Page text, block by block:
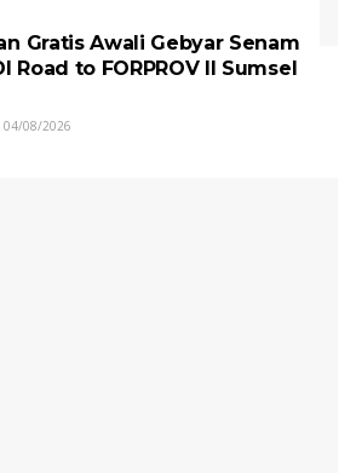
Gratis Awali Gebyar Senam
Road to FORPROV II Sumsel
04/08/2026